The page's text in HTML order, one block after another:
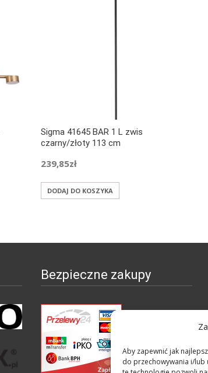
Aby zapewnić jak
do przechowywania i/
Sigma 41645 BAR 1 L zwis
czarny/złoty 113 cm
239,85zł
DODAJ DO KOSZYKA
Bezpieczne zakupy